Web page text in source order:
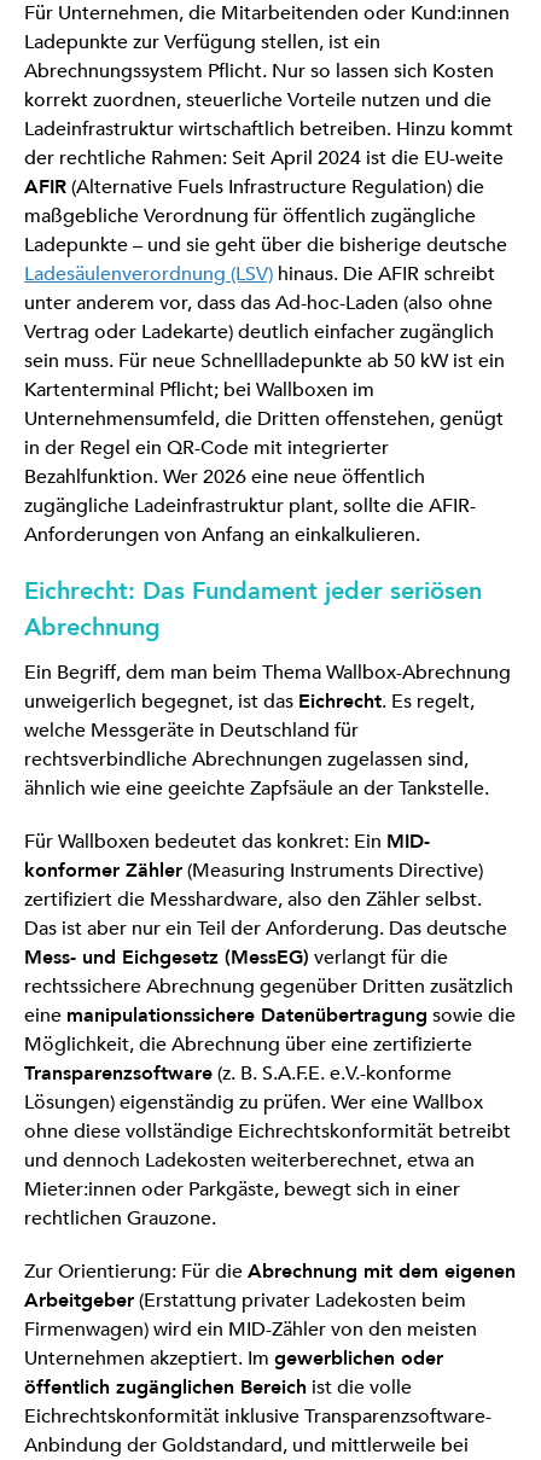
Für Unternehmen, die Mitarbeitenden oder Kund:innen
Ladepunkte zur Verfügung stellen, ist ein
Abrechnungssystem Pflicht. Nur so lassen sich Kosten
korrekt zuordnen, steuerliche Vorteile nutzen und die
Ladeinfrastruktur wirtschaftlich betreiben. Hinzu kommt
der rechtliche Rahmen: Seit April 2024 ist die EU-weite
AFIR(Alternative Fuels Infrastructure Regulation) die
maßgebliche Verordnung für öffentlich zugängliche
Ladepunkte – und sie geht über die bisherige deutsche
Ladesäulenverordnung (LSV) hinaus. Die AFIR schreibt
unter anderem vor, dass das Ad-hoc-Laden (also ohne
Vertrag oder Ladekarte) deutlich einfacher zugänglich
sein muss. Für neue Schnellladepunkte ab 50 kW ist ein
Kartenterminal Pflicht; bei Wallboxen im
Unternehmensumfeld, die Dritten offenstehen, genügt
in der Regel ein QR-Code mit integrierter
Bezahlfunktion. Wer 2026 eine neue öffentlich
zugängliche Ladeinfrastruktur plant, sollte die AFIR-
Anforderungen von Anfang an einkalkulieren.
Eichrecht: Das Fundament jeder seriösen
Abrechnung
Ein Begriff, dem man beim Thema Wallbox-Abrechnung
unweigerlich begegnet, ist das Eichrecht. Es regelt,
welche Messgeräte in Deutschland für
rechtsverbindliche Abrechnungen zugelassen sind,
ähnlich wie eine geeichte Zapfsäule an der Tankstelle.
Für Wallboxen bedeutet das konkret: Ein MID-
konformer Zähler(Measuring Instruments Directive)
zertifiziert die Messhardware, also den Zähler selbst.
Das ist aber nur ein Teil der Anforderung. Das deutsche
Mess- und Eichgesetz (MessEG) verlangt für die
rechtssichere Abrechnung gegenüber Dritten zusätzlich
eine manipulationssichere Datenübertragung sowie die
Möglichkeit, die Abrechnung über eine zertifizierte
Transparenzsoftware(z. B. S.A.F.E. e.V.-konforme
Lösungen) eigenständig zu prüfen. Wer eine Wallbox
ohne diese vollständige Eichrechtskonformität betreibt
und dennoch Ladekosten weiterberechnet, etwa an
Mieter:innen oder Parkgäste, bewegt sich in einer
rechtlichen Grauzone.
Zur Orientierung: Für dieAbrechnung mit dem eigenen
Arbeitgeber(Erstattung privater Ladekosten beim
Firmenwagen) wird ein MID-Zähler von den meisten
Unternehmen akzeptiert. Im gewerblichen oder
öffentlich zugänglichen Bereich ist die volle
Eichrechtskonformität inklusive Transparenzsoftware-
Anbindung der Goldstandard, und mittlerweile bei